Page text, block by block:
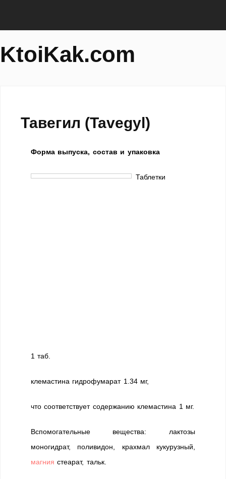
KtoiKak.com
Тавегил (Tavegyl)
Форма выпуска, состав и упаковка
Таблетки
1 таб.
клемастина гидрофумарат 1.34 мг,
что соответствует содержанию клемастина 1 мг.
Вспомогательные вещества: лактозы
моногидрат, поливидон, крахмал кукурузный,
магния стеарат, тальк.